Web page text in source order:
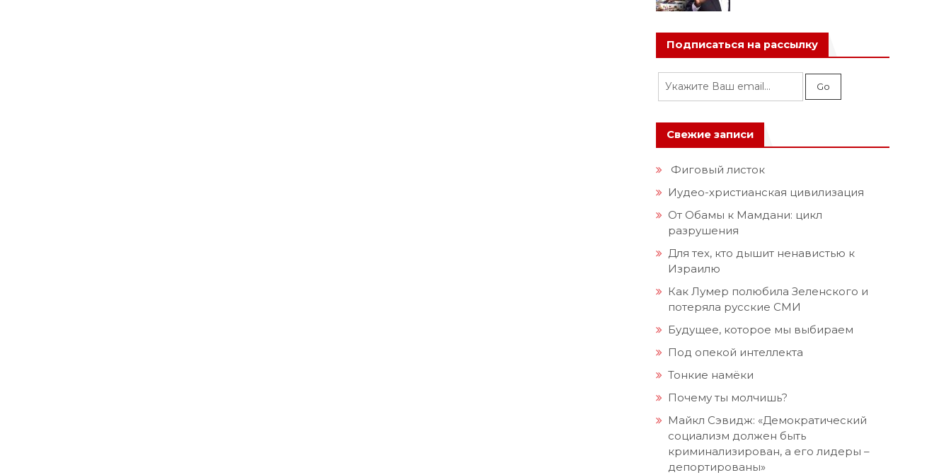
Подписаться на рассылку
Свежие записи
Фиговый листок
Иудео-христианская цивилизация
От Обамы к Мамдани: цикл
разрушения
Для тех, кто дышит ненавистью к
Израилю
Как Лумер полюбила Зеленского и
потеряла русские СМИ
Будущее, которое мы выбираем
Под опекой интеллекта
Тонкие намёки
Почему ты молчишь?
Майкл Сэвидж: «Демократический
социализм должен быть
криминализирован, а его лидеры –
депортированы»